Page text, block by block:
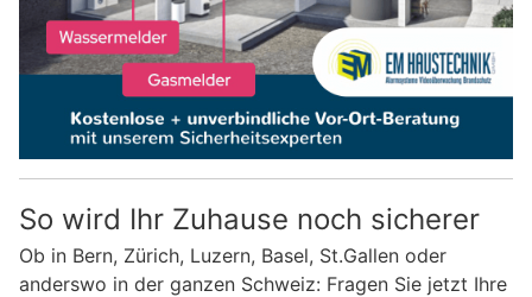
So wird Ihr Zuhause noch sicherer
Ob in Bern, Zürich, Luzern, Basel, St.Gallen oder
anderswo in der ganzen Schweiz: Fragen Sie jetzt Ihre